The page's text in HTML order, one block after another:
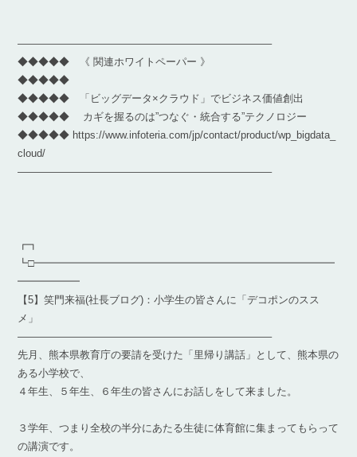
————————————————————————–
◆◆◆◆◆ 《 関連ホワイトペーパー 》
◆◆◆◆◆
◆◆◆◆◆ 「ビッグデータ×クラウド」でビジネス価値創出
◆◆◆◆◆ カギを握るのは”つなぐ・統合する”テクノロジー
◆◆◆◆◆ https://www.infoteria.com/jp/contact/product/wp_bigdata_
cloud/
————————————————————————–
┏┓
┗□━━━━━━━━━━━━━━━━━━━━━━━━━━━━━
━━━━━━
【5】笑門来福(社長ブログ)：小学生の皆さんに「デコポンのスス
メ」
————————————————————————–
先月、熊本県教育庁の要請を受けた「里帰り講話」として、熊本県の
ある小学校で、
４年生、５年生、６年生の皆さんにお話しをして来ました。
３学年、つまり全校の半分にあたる生徒に体育館に集まってもらって
の講演です。